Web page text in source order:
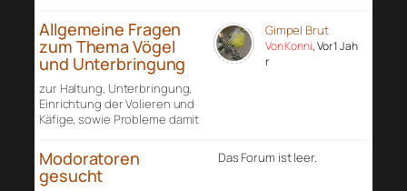
Allgemeine Fragen
zum Thema Vögel
und Unterbringung
zur Haltung, Unterbringung,
Einrichtung der Volieren und
Käfige, sowie Probleme damit
Gimpel Brut
Von Konni, Vor 1 Jah
r
Modoratoren
gesucht
Das Forum ist leer.